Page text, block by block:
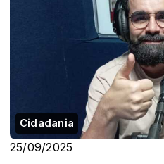
Cidadania
25/09/2025